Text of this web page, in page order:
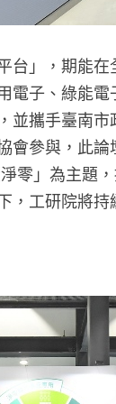
台」，期能
電子、綠能
並攜手臺南
會參與，此
零」為主題
，工研院將